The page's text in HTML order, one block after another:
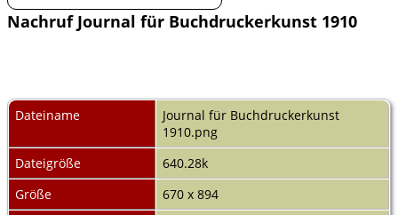
Nachruf Journal für Buchdruckerkunst 1910
Dateiname
Journal für Buchdruckerkunst
1910.png
Dateigröße
640.28k
Größe
670 x 894